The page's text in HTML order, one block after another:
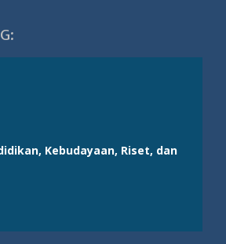
Kebudayaan, Riset, dan